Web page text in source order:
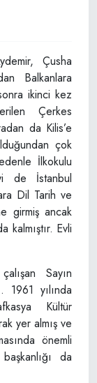
Çusha
Balkanlara
ikinci kez
Çerkes
da Kilis’e
çok
İlkokulu
de İstanbul
Dil Tarih ve
girmiş ancak
kalmıştır. Evli
Sayın
1961 yılında
Kültür
yer almış ve
önemli
da